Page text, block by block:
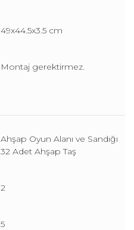
49x44.5x3.5 cm
Montaj gerektirmez.
Ahşap Oyun Alanı ve Sandığı
32 Adet Ahşap Taş
2
5